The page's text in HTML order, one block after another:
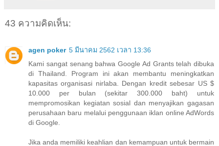
43 ความคิดเห็น:
agen poker 5 มีนาคม 2562 เวลา 13:36
Kami sangat senang bahwa Google Ad Grants telah dibuka
di Thailand. Program ini akan membantu meningkatkan
kapasitas organisasi nirlaba. Dengan kredit sebesar US $
10.000 per bulan (sekitar 300.000 baht) untuk
mempromosikan kegiatan sosial dan menyajikan gagasan
perusahaan baru melalui penggunaan iklan online AdWords
di Google.
Jika anda memiliki keahlian dan kemampuan untuk bermain